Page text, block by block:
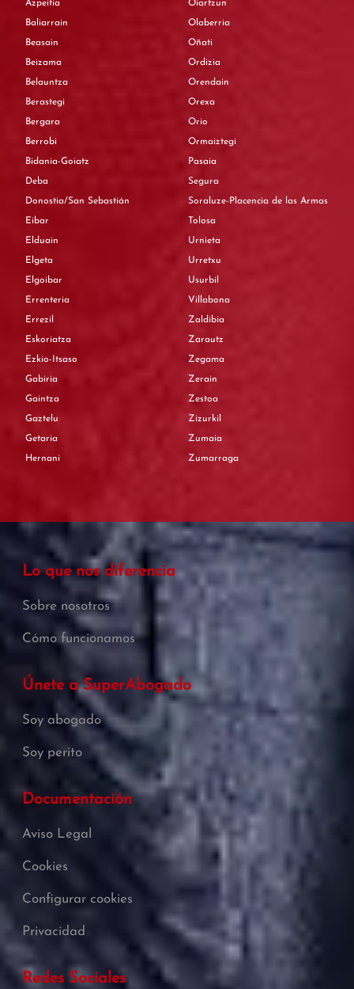
Azpeitia
Baliarrain
Beasain
Beizama
Belauntza
Berastegi
Bergara
Berrobi
Bidania-Goiatz
Deba
Donostia/San Sebastián
Eibar
Elduain
Elgeta
Elgoibar
Errenteria
Errezil
Eskoriatza
Ezkio-Itsaso
Gabiria
Gaintza
Gaztelu
Getaria
Hernani
Oiartzun
Olaberria
Oñati
Ordizia
Orendain
Orexa
Orio
Ormaiztegi
Pasaia
Segura
Soraluze-Placencia de las Armas
Tolosa
Urnieta
Urretxu
Usurbil
Villabona
Zaldibia
Zarautz
Zegama
Zerain
Zestoa
Zizurkil
Zumaia
Zumarraga
Lo que nos diferencia
Sobre nosotros
Cómo funcionamos
Únete a SuperAbogado
Soy abogado
Soy perito
Documentación
Aviso Legal
Cookies
Configurar cookies
Privacidad
Redes Sociales